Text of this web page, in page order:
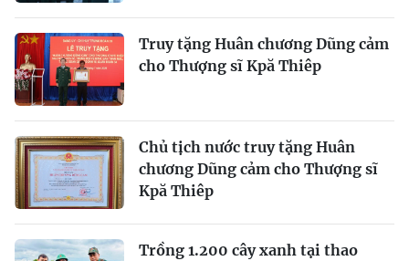
Truy tặng Huân chương Dũng cảm
cho Thượng sĩ Kpă Thiêp
Chủ tịch nước truy tặng Huân
chương Dũng cảm cho Thượng sĩ
Kpă Thiêp
Trồng 1.200 cây xanh tại thao